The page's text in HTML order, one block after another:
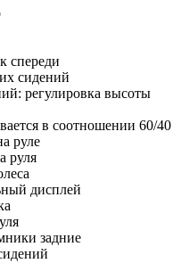
спереди
сидений
регулировка высоты
в соотношении 60/40
руле
руля
дисплей
задние